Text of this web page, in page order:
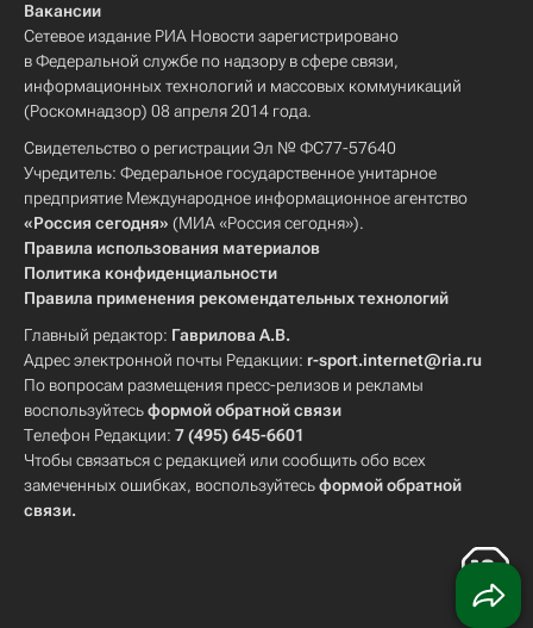
Вакансии
Сетевое издание РИА Новости зарегистрировано
в Федеральной службе по надзору в сфере связи,
информационных технологий и массовых коммуникаций
(Роскомнадзор) 08 апреля 2014 года.
Свидетельство о регистрации Эл № ФС77-57640
Учредитель: Федеральное государственное унитарное
предприятие Международное информационное агентство
«Россия сегодня» (МИА «Россия сегодня»).
Правила использования материалов
Политика конфиденциальности
Правила применения рекомендательных технологий
Главный редактор: Гаврилова А.В.
Адрес электронной почты Редакции: r-sport.internet@ria.ru
По вопросам размещения пресс-релизов и рекламы
воспользуйтесьформой обратной связи
Телефон Редакции: 7 (495) 645-6601
Чтобы связаться с редакцией или сообщить обо всех
замеченных ошибках, воспользуйтесьформой обратной
связи.